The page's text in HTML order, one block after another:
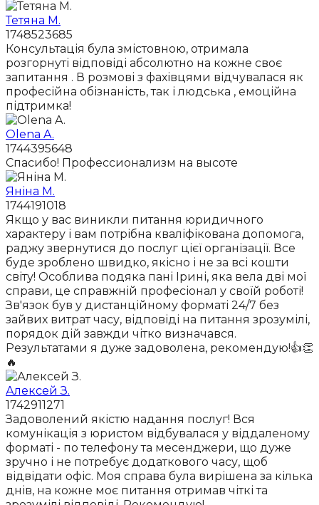
Тетяна М.
1748523685
Консультація була змістовною, отримала
розгорнуті відповіді абсолютно на кожне своє
запитання . В розмові з фахівцями відчувалася як
професійна обізнаність, так і людська , емоційна
підтримка!
Olena A.
1744395648
Спасибо! Профессионализм на высоте
Яніна М.
1744191018
Якщо у вас виникли питання юридичного
характеру і вам потрібна кваліфікована допомога,
раджу звернутися до послуг цієї організації. Все
буде зроблено швидко, якісно і не за всі кошти
світу! Особлива подяка пані Ірині, яка вела дві мої
справи, це справжній професіонал у своїй роботі!
Зв'язок був у дистанційному форматі 24/7 без
зайвих витрат часу, відповіді на питання зрозумілі,
порядок дій завжди чітко визначався.
Результатами я дуже задоволена, рекомендую!👍👏
🔥
Алексей З.
1742911271
Задоволений якістю надання послуг! Вся
комунікація з юристом відбувалася у віддаленому
форматі - по телефону та месенджери, що дуже
зручно і не потребує додаткового часу, щоб
відвідати офіс. Моя справа була вирішена за кілька
днів, на кожне моє питання отримав чіткі та